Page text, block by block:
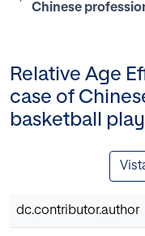
Chinese
Relative Age
case of
basketball
dc.contributor.author